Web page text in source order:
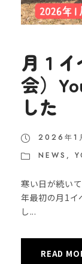
月１
会）
した
2026年1
NEWS ,
寒い日が続い
年最初の月1イ
し...
READ